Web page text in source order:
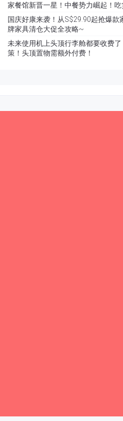
家餐馆新晋一星！中餐势力崛起！吃
国庆好康来袭！从S$29.90起抢爆
牌家具清仓大促全攻略~
未来使用机上头顶行李舱都要收费
策！头顶置物需额外付费！